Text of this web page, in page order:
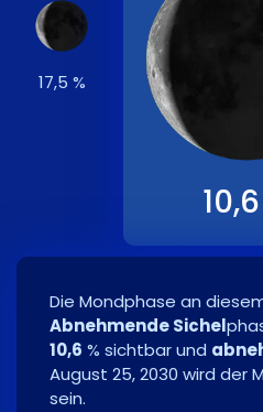
17,5 %
Die Mondphase an
Abnehmende Sichel
10,6 % sichtbar und
August 25, 2030 wird der
sein.